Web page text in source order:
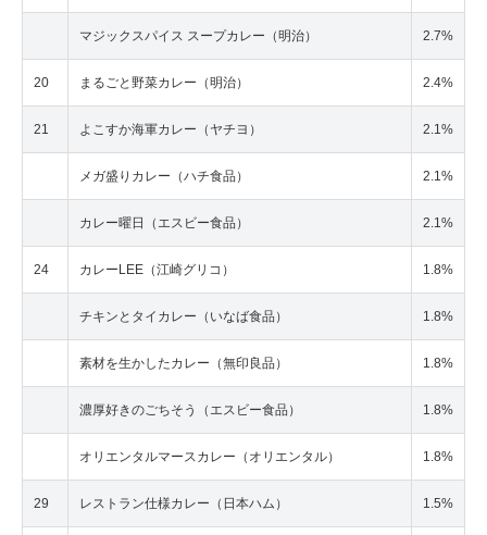
マジックスパイス スープカレー（明治） 2.7%
20 まるごと野菜カレー（明治） 2.4%
21 よこすか海軍カレー（ヤチヨ） 2.1%
メガ盛りカレー（ハチ食品） 2.1%
カレー曜日（エスビー食品） 2.1%
24 カレーLEE（江崎グリコ） 1.8%
チキンとタイカレー（いなば食品） 1.8%
素材を生かしたカレー（無印良品） 1.8%
濃厚好きのごちそう（エスビー食品） 1.8%
オリエンタルマースカレー（オリエンタル） 1.8%
29 レストラン仕様カレー（日本ハム） 1.5%